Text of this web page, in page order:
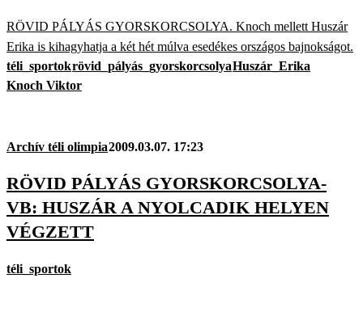
RÖVID PÁLYÁS GYORSKORCSOLYA. Knoch mellett Huszár
Erika is kihagyhatja a két hét múlva esedékes országos bajnokságot.
téli_sportokrövid_pályás_gyorskorcsolyaHuszár_Erika
Knoch Viktor
Archív téli olimpia2009.03.07. 17:23
RÖVID PÁLYÁS GYORSKORCSOLYA-
VB: HUSZÁR A NYOLCADIK HELYEN
VÉGZETT
téli_sportok